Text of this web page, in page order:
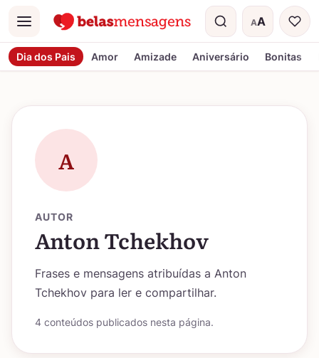
Menu AA
Tamanho do
Dia dos Pais Amor Amizade Aniversário Bonitas
A
AUTOR
Anton Tchekhov
Frases e mensagens atribuídas a Anton
Tchekhov para ler e compartilhar.
4 conteúdos publicados nesta página.